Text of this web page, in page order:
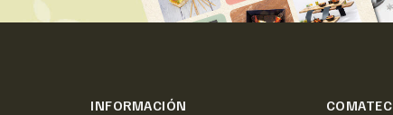
INFORMACIÓN
COMATEC